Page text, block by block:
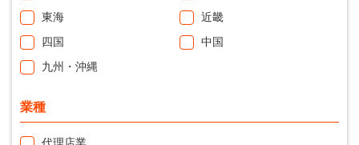
東海
近畿
四国
中国
九州・沖縄
業種